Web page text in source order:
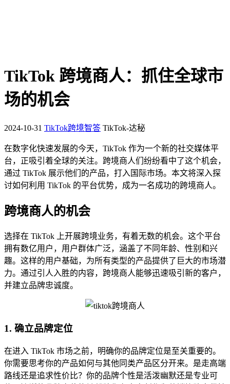
TikTok 跨境商人：抓住全球市
场的机会
2024-10-31 TikTok跨境智答 TikTok-达秘
在数字化快速发展的今天，TikTok 作为一个新的社交媒体平
台，正吸引着全球的关注。跨境商人们纷纷看中了这个机会，
通过 TikTok 展示他们的产品，打入国际市场。本文将深入探
讨如何利用 TikTok 的平台优势，成为一名成功的跨境商人。
跨境商人的机会
选择在 TikTok 上开展跨境业务，有着无数的机会。这个平台
拥有数亿用户，用户群体广泛，涵盖了不同年龄、性别和兴
趣。这样的用户基础，为所有类型的产品提供了巨大的市场潜
力。通过引人入胜的内容，跨境商人能够迅速吸引新的客户，
并建立品牌忠诚度。
1. 确立品牌定位
在进入 TikTok 市场之前，明确你的品牌定位是至关重要的。
你需要思考你的产品如何与其他同类产品区分开来。是走高端
路线还是追求性价比？你的品牌个性是活泼幽默还是专业可